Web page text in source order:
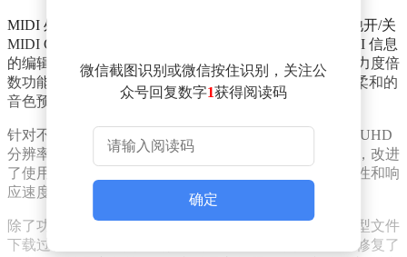
MIDI 处理方面同样进行了优化。当添加延音踏板及其他开/关
MIDI CC 时，编辑器默认显示单个事件，让用户对 MIDI 信息
的编辑更加精准。在乐句预览功能上，乐句浏览器新增力度倍
数功能，用户通过右键点击“一键预览”按钮，就能以更柔和的
音色预览乐句，为创作带来更多灵感。
针对不同显示设备，软件进行了视觉优化，特别是针对 UHD
分辨率进行了适配，让界面显示更加清晰、美观。同时，改进
了使用触后键盘时的实时模式行为，提升了操作的流畅性和响
应速度。
除了功能优化，此次更新还修复了多个问题。解决了模型文件
下载过程中窗口未更新的问题，让下载过程更加直观；修复了
微信截图识别或微信按住识别，关注公
众号回复数字1获得阅读码
确定